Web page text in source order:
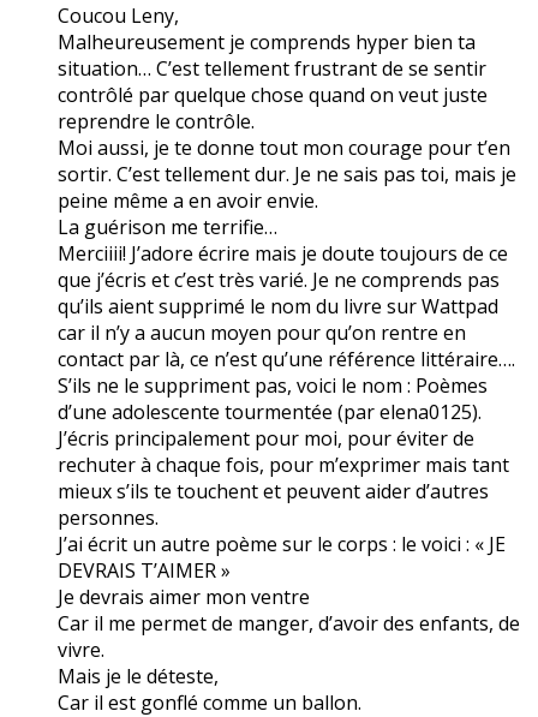
Coucou Leny,
Malheureusement je comprends hyper bien ta
situation… C’est tellement frustrant de se sentir
contrôlé par quelque chose quand on veut juste
reprendre le contrôle.
Moi aussi, je te donne tout mon courage pour t’en
sortir. C’est tellement dur. Je ne sais pas toi, mais je
peine même a en avoir envie.
La guérison me terrifie…
Merciiii! J’adore écrire mais je doute toujours de ce
que j’écris et c’est très varié. Je ne comprends pas
qu’ils aient supprimé le nom du livre sur Wattpad
car il n’y a aucun moyen pour qu’on rentre en
contact par là, ce n’est qu’une référence littéraire….
S’ils ne le suppriment pas, voici le nom : Poèmes
d’une adolescente tourmentée (par elena0125).
J’écris principalement pour moi, pour éviter de
rechuter à chaque fois, pour m’exprimer mais tant
mieux s’ils te touchent et peuvent aider d’autres
personnes.
J’ai écrit un autre poème sur le corps : le voici : « JE
DEVRAIS T’AIMER »
Je devrais aimer mon ventre
Car il me permet de manger, d’avoir des enfants, de
vivre.
Mais je le déteste,
Car il est gonflé comme un ballon.